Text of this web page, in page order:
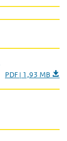
PDF | 1,93 MB